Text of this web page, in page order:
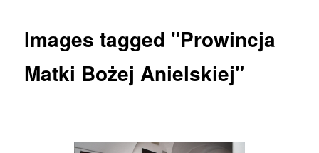
Images tagged "Prowincja
Matki Bożej Anielskiej"